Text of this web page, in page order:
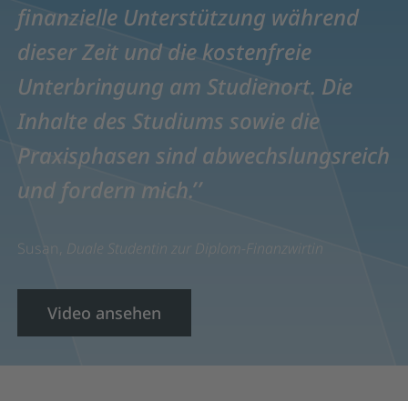
finanzielle Unterstützung während
dieser Zeit und die kostenfreie
Unterbringung am Studienort. Die
Inhalte des Studiums sowie die
Praxisphasen sind abwechslungsreich
und fordern mich.
Susan, Duale Studentin zur Diplom-Finanzwirtin
Video ansehen